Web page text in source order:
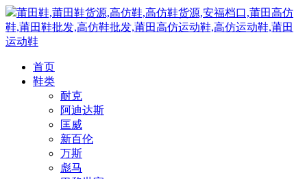
莆田鞋,莆田鞋货源,高仿鞋,高仿鞋货源,安福档口,莆田高仿
鞋,莆田鞋批发,高仿鞋批发,莆田高仿运动鞋,高仿运动鞋,莆田
运动鞋
首页
鞋类
耐克
阿迪达斯
匡威
新百伦
万斯
彪马